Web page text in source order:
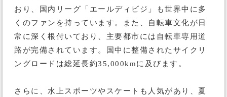
おり、国内リーグ「エールディビジ」も世界中に多
くのファンを持っています。また、自転車文化が日
常に深く根付いており、主要都市には自転車専用道
路が完備されています。国中に整備されたサイクリ
ングロードは総延長約35,000kmに及びます。
さらに、水上スポーツやスケートも人気があり、夏